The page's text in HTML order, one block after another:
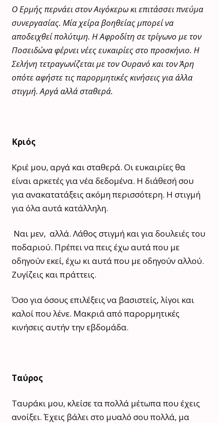
Ο Ερμής περνάει στον Αιγόκερω κι επιτάσσει πνεύμα
συνεργασίας. Μία χείρα βοηθείας μπορεί να
αποδειχθεί πολύτιμη. Η Αφροδίτη σε τρίγωνο με τον
Ποσειδώνα φέρνει νέες ευκαιρίες στο προσκήνιο. Η
Σελήνη τετραγωνίζεται με τον Ουρανό και τον Άρη
οπότε αφήστε τις παρορμητικές κινήσεις για άλλα
στιγμή. Αργά αλλά σταθερά.
Κριός
Κριέ μου, αργά και σταθερά. Οι ευκαιρίες θα
είναι αρκετές για νέα δεδομένα. Η διάθεσή σου
για ανακατατάξεις ακόμη περισσότερη. Η στιγμή
για όλα αυτά κατάλληλη.
Ναι μεν, αλλά. Λάθος στιγμή και για δουλειές του
ποδαριού. Πρέπει να πεις έχω αυτά που με
οδηγούν εκεί, έχω κι αυτά που με οδηγούν αλλού.
Ζυγίζεις και πράττεις.
Όσο για όσους επιλέξεις να βασιστείς, λίγοι και
καλοί που λένε. Μακριά από παρορμητικές
κινήσεις αυτήν την εβδομάδα.
Ταύρος
Ταυράκι μου, κλείσε τα πολλά μέτωπα που έχεις
ανοίξει. Έχεις βάλει στο μυαλό σου πολλά, μα